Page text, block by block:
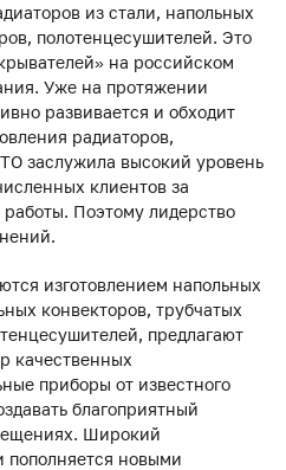
из стали, напольных
полотенцесушителей. Это
на российском
Уже на протяжении
развивается и обходит
радиаторов,
заслужила высокий уровень
клиентов за
Поэтому лидерство
изготовлением напольных
конвекторов, трубчатых
предлагают
качественных
приборы от известного
благоприятный
Широкий
пополняется новыми